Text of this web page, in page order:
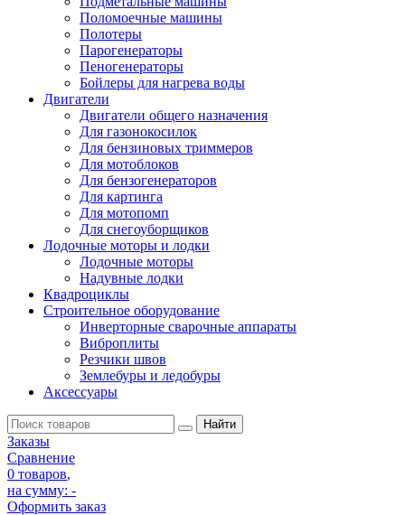
Поломоечные машины
Полотеры
Парогенераторы
Пеногенераторы
Бойлеры для нагрева воды
Двигатели
Двигатели общего назначения
Для газонокосилок
Для бензиновых триммеров
Для мотоблоков
Для бензогенераторов
Для картинга
Для мотопомп
Для снегоуборщиков
Лодочные моторы и лодки
Лодочные моторы
Надувные лодки
Квадроциклы
Строительное оборудование
Инверторные сварочные аппараты
Виброплиты
Резчики швов
Землебуры и ледобуры
Аксессуары
Заказы
Сравнение
0 товаров,
на сумму: -
Оформить заказ